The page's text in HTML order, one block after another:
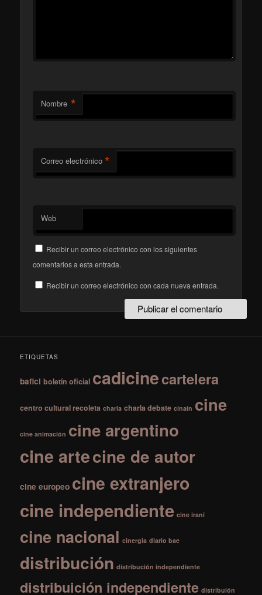
Nombre *
Correo electrónico *
Web
Recibir un correo electrónico con los siguientes
comentarios a esta entrada.
Recibir un correo electrónico con cada nueva entrada.
ETIQUETAS
bafici boletín oficial cadicinecartelera
centro cultural recoleta charla charla debate cinain cine
cine animación cine argentino
cine artecine de autor
cine europeo cine extranjero
cine independiente cine iraní
cine nacional cinergia diario bae
distribución distribución independiente
distribuición independiente distribuión